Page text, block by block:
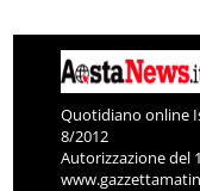
Quotidiano online
8/2012
Autorizzazione del